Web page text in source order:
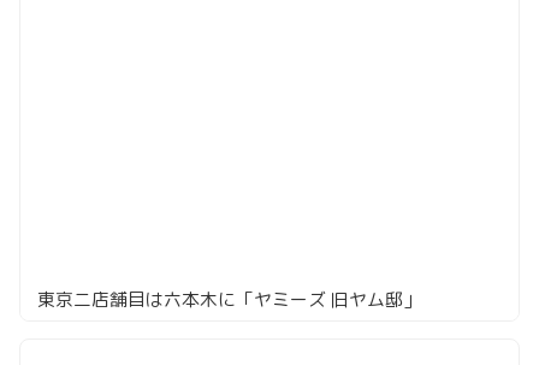
東京二店舗目は六本木に「ヤミーズ 旧ヤム邸」